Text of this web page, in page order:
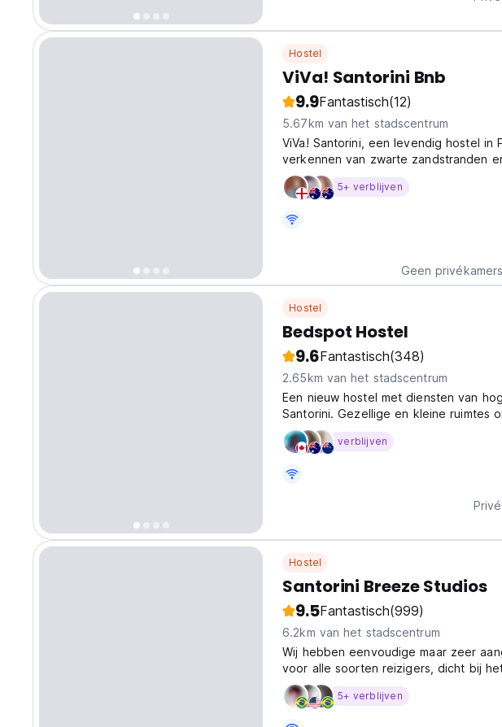
Hostel
ViVa! Santorini Bnb
9.9Fantastisch(12)
5.67km van het stadscentrum
ViVa! Santorini, een levendig hostel in
verkennen van zwarte zandstranden
medereizigers en ervaar de
from original language)
5+ verblijven
Geen
Hostel
Bedspot Hostel
9.6Fantastisch(348)
2.65km van het stadscentrum
Een nieuw hostel met diensten van
Santorini. Gezellige en kleine ruimtes
verblijven
Hostel
Santorini Breeze Studios
9.5Fantastisch(999)
6.2km van het stadscentrum
Wij hebben eenvoudige maar zeer
voor alle soorten reizigers, dicht bij
strand van Santorini.
5+ verblijven